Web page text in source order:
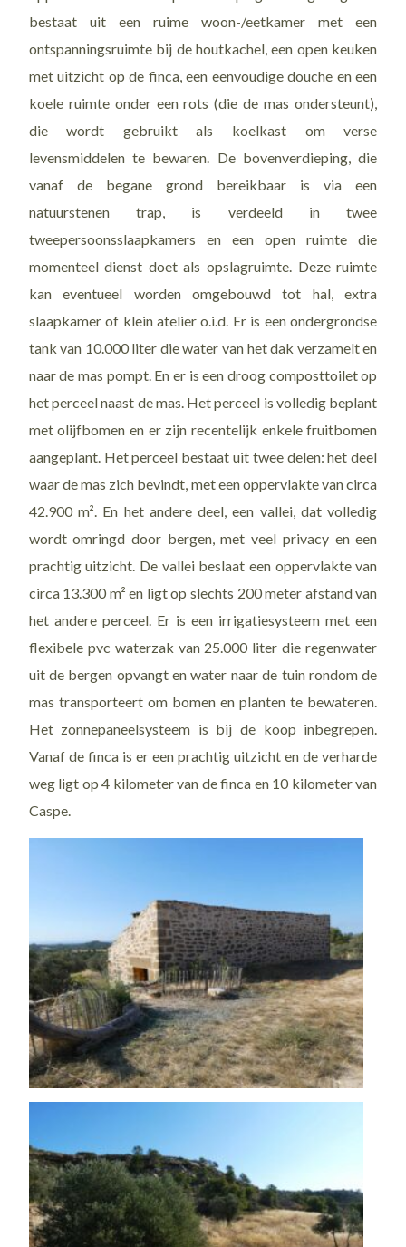
bestaat uit een ruime woon-/eetkamer met een
ontspanningsruimte bij de houtkachel, een open keuken
met uitzicht op de finca, een eenvoudige douche en een
koele ruimte onder een rots (die de mas ondersteunt),
die wordt gebruikt als koelkast om verse
levensmiddelen te bewaren. De bovenverdieping, die
vanaf de begane grond bereikbaar is via een
natuurstenen trap, is verdeeld in twee
tweepersoonsslaapkamers en een open ruimte die
momenteel dienst doet als opslagruimte. Deze ruimte
kan eventueel worden omgebouwd tot hal, extra
slaapkamer of klein atelier o.i.d. Er is een ondergrondse
tank van 10.000 liter die water van het dak verzamelt en
naar de mas pompt. En er is een droog composttoilet op
het perceel naast de mas. Het perceel is volledig beplant
met olijfbomen en er zijn recentelijk enkele fruitbomen
aangeplant. Het perceel bestaat uit twee delen: het deel
waar de mas zich bevindt, met een oppervlakte van circa
42.900 m². En het andere deel, een vallei, dat volledig
wordt omringd door bergen, met veel privacy en een
prachtig uitzicht. De vallei beslaat een oppervlakte van
circa 13.300 m² en ligt op slechts 200 meter afstand van
het andere perceel. Er is een irrigatiesysteem met een
flexibele pvc waterzak van 25.000 liter die regenwater
uit de bergen opvangt en water naar de tuin rondom de
mas transporteert om bomen en planten te bewateren.
Het zonnepaneelsysteem is bij de koop inbegrepen.
Vanaf de finca is er een prachtig uitzicht en de verharde
weg ligt op 4 kilometer van de finca en 10 kilometer van
Caspe.